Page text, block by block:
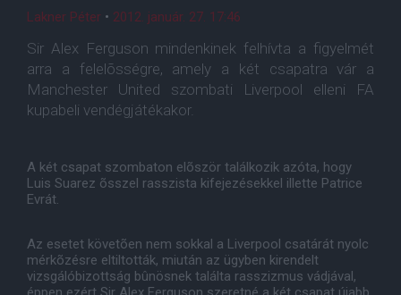
Lakner Péter • 2012. január. 27. 17:46
Sir Alex Ferguson mindenkinek felhívta a figyelmét
arra a felelõsségre, amely a két csapatra vár a
Manchester United szombati Liverpool elleni FA
kupabeli vendégjátékakor.
A két csapat szombaton elõször találkozik azóta, hogy
Luis Suarez õsszel rasszista kifejezésekkel illette Patrice
Evrát.
Az esetet követõen nem sokkal a Liverpool csatárát nyolc
mérkõzésre eltiltották, miután az ügyben kirendelt
vizsgálóbizottság bûnösnek találta rasszizmus vádjával,